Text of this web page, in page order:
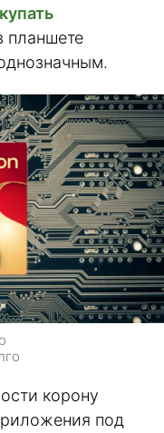
планшете
корону
под